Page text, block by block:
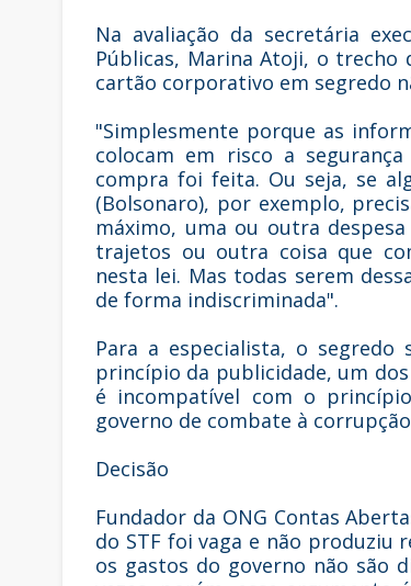
Na avaliação da secretária
Públicas, Marina Atoji, o
cartão corporativo em segredo
"Simplesmente porque as
colocam em risco a
compra foi feita. Ou seja, se
(Bolsonaro), por exemplo,
máximo, uma ou outra
trajetos ou outra coisa que
nesta lei. Mas todas serem
de forma indiscriminada".
Para a especialista, o
princípio da publicidade, um
é incompatível com o
governo de combate à
Decisão
Fundador da ONG Contas
do STF foi vaga e não produziu
os gastos do governo não são